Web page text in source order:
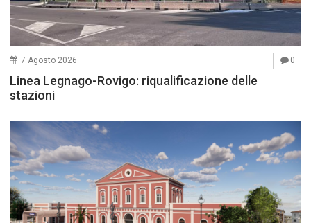
7 Agosto 2026 0
Linea Legnago-Rovigo: riqualificazione delle
stazioni